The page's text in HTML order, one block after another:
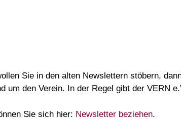
Sie in den alten Newslettern stöbern,
um den Verein. In der Regel gibt der VERN
Sie sich hier: Newsletter beziehen.